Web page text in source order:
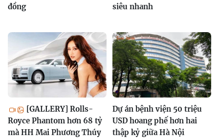
đồng
siêu nhanh
[GALLERY] Rolls-
Royce Phantom hơn 68 tỷ
mà HH Mai Phương Thúy
Dự án bệnh viện 50 triệu
USD hoang phế hơn hai
thập kỷ giữa Hà Nội